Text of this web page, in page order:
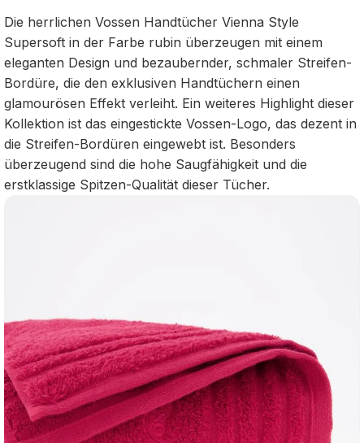
Die herrlichen Vossen Handtücher Vienna Style
Supersoft in der Farbe rubin überzeugen mit einem
eleganten Design und bezaubernder, schmaler Streifen-
Bordüre, die den exklusiven Handtüchern einen
glamourösen Effekt verleiht. Ein weiteres Highlight dieser
Kollektion ist das eingestickte Vossen-Logo, das dezent in
die Streifen-Bordüren eingewebt ist. Besonders
überzeugend sind die hohe Saugfähigkeit und die
erstklassige Spitzen-Qualität dieser Tücher.